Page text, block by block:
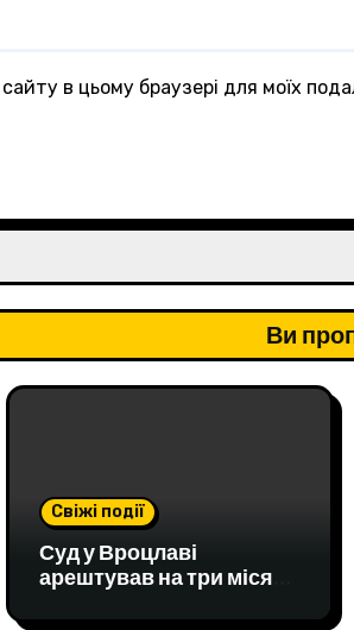
в цьому браузері для моїх
Ви
Свіжі події
Суд у Вроцлаві
арештував на три місяці